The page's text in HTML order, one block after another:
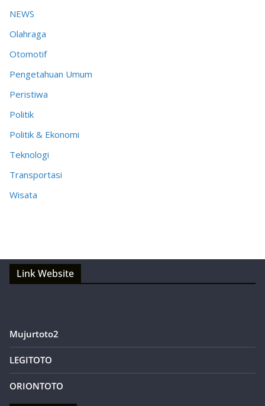
NEWS
Olahraga
Otomotif
Pengetahuan Umum
Peristiwa
Politik
Politik & Ekonomi
Teknologi
Transportasi
Wisata
Link Website
Mujurtoto2
LEGITOTO
ORIONTOTO